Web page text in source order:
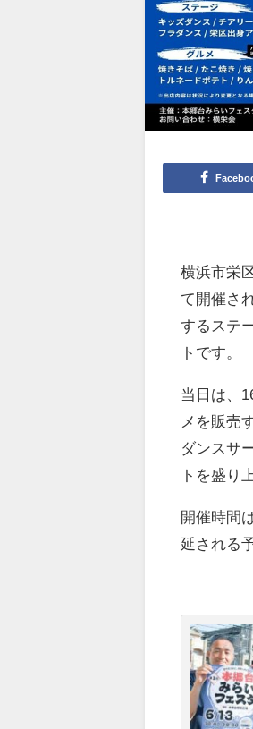
横浜市栄
て開催さ
するステ
トです。
当日は、
メを販売
ダンスサ
トを盛り
開催時間
延される